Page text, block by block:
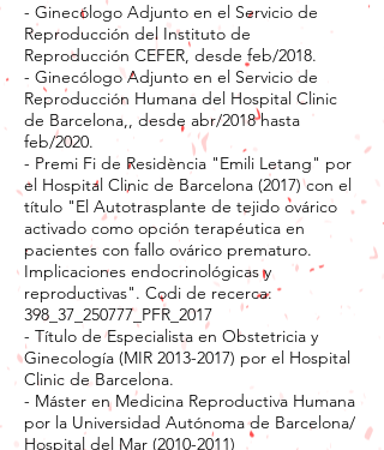
- Ginecólogo Adjunto en el Servicio de
Reproducción del Instituto de
Reproducción CEFER, desde feb/2018.
- Ginecólogo Adjunto en el Servicio de
Reproducción Humana del Hospital Clinic
de Barcelona,, desde abr/2018 hasta
feb/2020.
- Premi Fi de Residència "Emili Letang" por
el Hospital Clinic de Barcelona (2017) con el
título "El Autotrasplante de tejido ovárico
activado como opción terapéutica en
pacientes con fallo ovárico prematuro.
Implicaciones endocrinológicas y
reproductivas". Codi de recerca:
398_37_250777_PFR_2017
- Título de Especialista en Obstetricia y
Ginecología (MIR 2013-2017) por el Hospital
Clinic de Barcelona.
- Máster en Medicina Reproductiva Humana
por la Universidad Autónoma de Barcelona/
Hospital del Mar (2010-2011)